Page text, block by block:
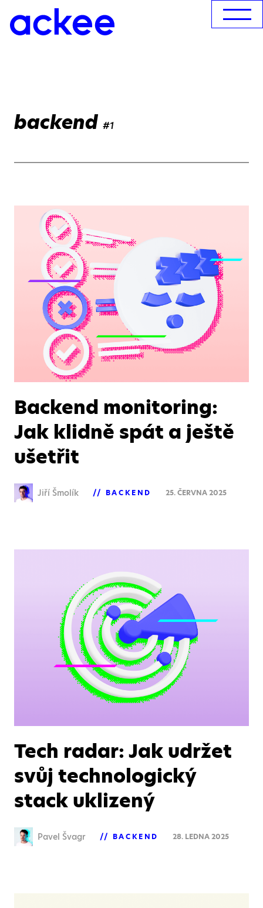
backend #1
Backend monitoring:
Jak klidně spát a ještě
ušetřit
Jiří Šmolík BACKEND 25. ČERVNA 2025
Tech radar: Jak udržet
svůj technologický
stack uklizený
Pavel Švagr BACKEND 28. LEDNA 2025